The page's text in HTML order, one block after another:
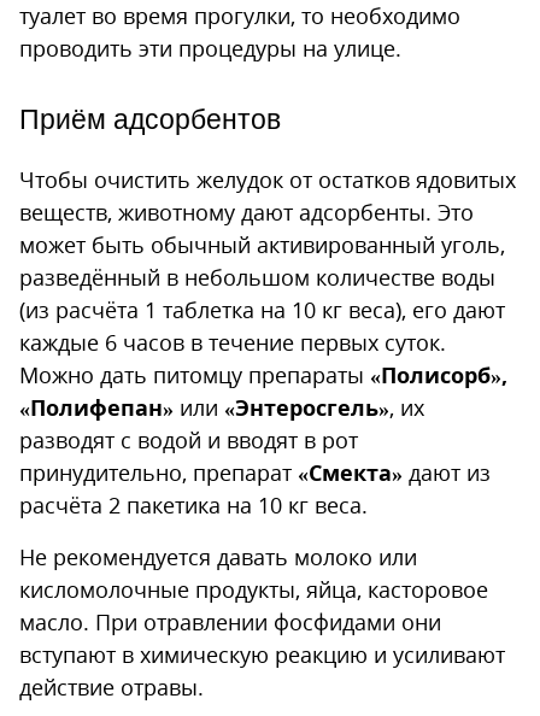
туалет во время прогулки, то необходимо
проводить эти процедуры на улице.
Приём адсорбентов
Чтобы очистить желудок от остатков ядовитых
веществ, животному дают адсорбенты. Это
может быть обычный активированный уголь,
разведённый в небольшом количестве воды
(из расчёта 1 таблетка на 10 кг веса), его дают
каждые 6 часов в течение первых суток.
Можно дать питомцу препараты «Полисорб»,
«Полифепан» или «Энтеросгель», их
разводят с водой и вводят в рот
принудительно, препарат «Смекта» дают из
расчёта 2 пакетика на 10 кг веса.
Не рекомендуется давать молоко или
кисломолочные продукты, яйца, касторовое
масло. При отравлении фосфидами они
вступают в химическую реакцию и усиливают
действие отравы.